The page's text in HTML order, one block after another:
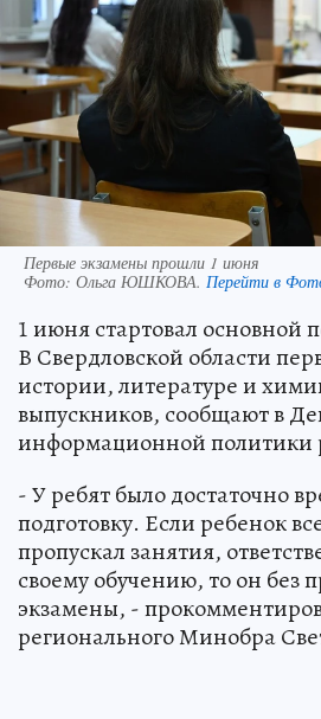
Первые экзамены прошли 1 июня
Фото: Ольга ЮШКОВА. Перейти в
1 июня стартовал основной
В Свердловской области
истории, литературе и
выпускников, сообщают в
информационной политики
- У ребят было достаточно
подготовку. Если ребенок
пропускал занятия,
своему обучению, то он без
экзамены, -
регионального Минобра